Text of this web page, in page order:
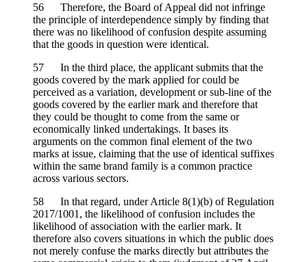
56 Therefore, the Board of Appeal did not infringe
the principle of interdependence simply by finding that
there was no likelihood of confusion despite assuming
that the goods in question were identical.
57 In the third place, the applicant submits that the
goods covered by the mark applied for could be
perceived as a variation, development or sub-line of the
goods covered by the earlier mark and therefore that
they could be thought to come from the same or
economically linked undertakings. It bases its
arguments on the common final element of the two
marks at issue, claiming that the use of identical suffixes
within the same brand family is a common practice
across various sectors.
58 In that regard, under Article 8(1)(b) of Regulation
2017/1001, the likelihood of confusion includes the
likelihood of association with the earlier mark. It
therefore also covers situations in which the public does
not merely confuse the marks directly but attributes the